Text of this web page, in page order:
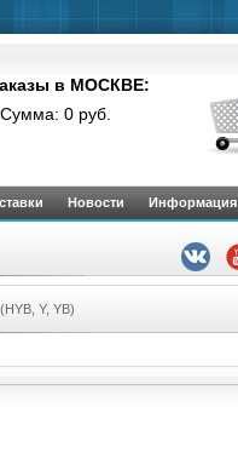
в МОСКВЕ:
Сумма: 0 руб.
Новости Информация
Y, YB)